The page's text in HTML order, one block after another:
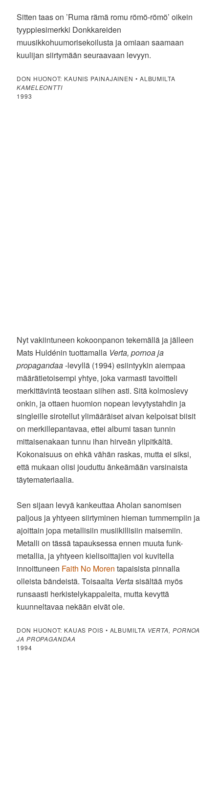
Sitten taas on ’Ruma rämä romu römö-römö’ oikein
tyyppiesimerkki Donkkareiden
muusikkohuumorisekoilusta ja omiaan saamaan
kuulijan siirtymään seuraavaan levyyn.
DON HUONOT: KAUNIS PAINAJAINEN • ALBUMILTA
KAMELEONTTI
1993
Nyt vakiintuneen kokoonpanon tekemällä ja jälleen
Mats Huldénin tuottamalla Verta, pornoa ja
propagandaa-levyllä (1994) esiintyykin aiempaa
määrätietoisempi yhtye, joka varmasti tavoitteli
merkittävintä teostaan siihen asti. Sitä kolmoslevy
onkin, ja ottaen huomion nopean levytystahdin ja
singleille sirotellut ylimääräiset aivan kelpoisat biisit
on merkillepantavaa, ettei albumi tasan tunnin
mittaisenakaan tunnu ihan hirveän ylipitkältä.
Kokonaisuus on ehkä vähän raskas, mutta ei siksi,
että mukaan olisi jouduttu änkeämään varsinaista
täytemateriaalia.
Sen sijaan levyä kankeuttaa Aholan sanomisen
paljous ja yhtyeen siirtyminen hieman tummempiin ja
ajoittain jopa metallisiin musiikillisiin maisemiin.
Metalli on tässä tapauksessa ennen muuta funk-
metallia, ja yhtyeen kielisoittajien voi kuvitella
innoittuneen Faith No Moren tapaisista pinnalla
olleista bändeistä. Toisaalta Vertasisältää myös
runsaasti herkistelykappaleita, mutta kevyttä
kuunneltavaa nekään eivät ole.
DON HUONOT: KAUAS POIS • ALBUMILTA VERTA, PORNOA
JA PROPAGANDAA
1994